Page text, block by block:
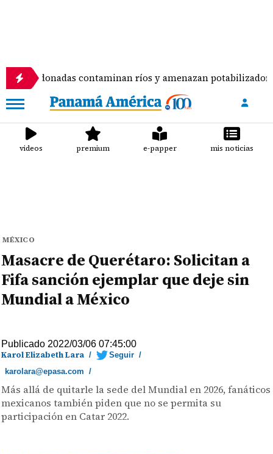
contaminan ríos y amenazan potabilizadora en La
videos premium e-papper mis noticias
MÉXICO
Masacre de Querétaro: Solicitan a
Fifa sanción ejemplar que deje sin
Mundial a México
Publicado 2022/03/06 07:45:00
Karol Elizabeth Lara / Seguir /
karolara@epasa.com /
Más allá de quitarle la sede del Mundial en 2026, fanáticos
mexicanos también piden que no se permita su
participación en Catar 2022.